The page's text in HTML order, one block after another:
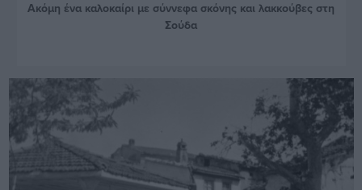
Ακόμη ένα καλοκαίρι με σύννεφα σκόνης και λακκούβες στη
Σούδα